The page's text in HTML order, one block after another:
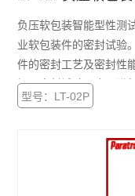
负压密封测试仪
无损密封测试仪
负压软包装智能型性测
业软包装件的密封试验
件的密封工艺及密封性
据。密封试验仪也可进
测试。
型号：LT-02P